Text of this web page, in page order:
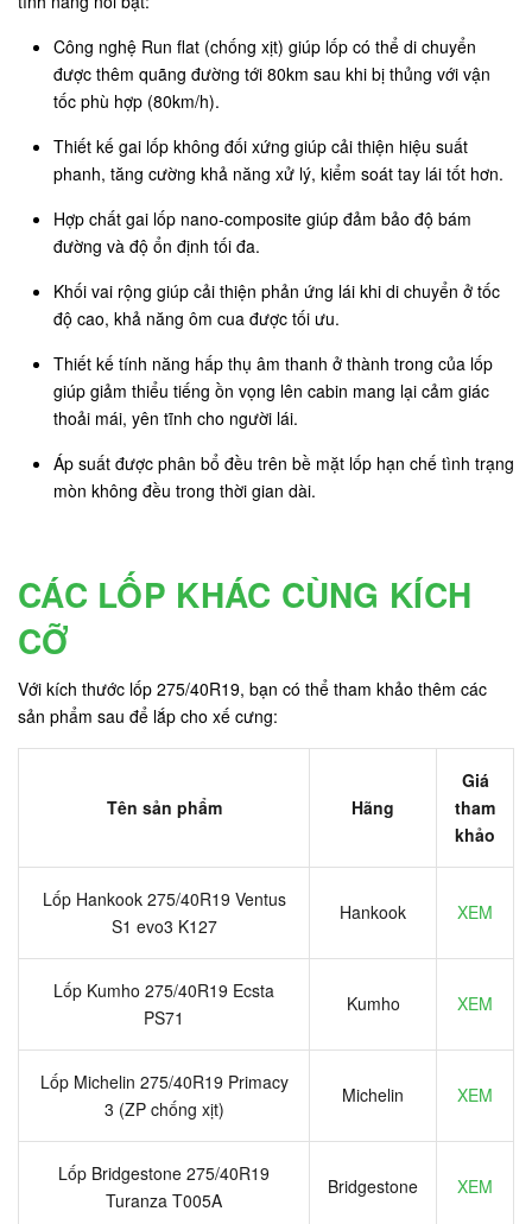
Công nghệ Run flat (chống xịt) giúp lốp có thể di chuyển
được thêm quãng đường tới 80km sau khi bị thủng với vận
tốc phù hợp (80km/h).
Thiết kế gai lốp không đối xứng giúp cải thiện hiệu suất
phanh, tăng cường khả năng xử lý, kiểm soát tay lái tốt hơn.
Hợp chất gai lốp nano-composite giúp đảm bảo độ bám
đường và độ ổn định tối đa.
Khối vai rộng giúp cải thiện phản ứng lái khi di chuyển ở tốc
độ cao, khả năng ôm cua được tối ưu.
Thiết kế tính năng hấp thụ âm thanh ở thành trong của lốp
giúp giảm thiểu tiếng ồn vọng lên cabin mang lại cảm giác
thoải mái, yên tĩnh cho người lái.
Áp suất được phân bổ đều trên bề mặt lốp hạn chế tình trạng
mòn không đều trong thời gian dài.
CÁC LỐP KHÁC CÙNG KÍCH
CỠ
Với kích thước lốp 275/40R19, bạn có thể tham khảo thêm các
sản phẩm sau để lắp cho xế cưng:
Tên sản phẩm Hãng
Giá
tham
khảo
Lốp Hankook 275/40R19 Ventus
S1 evo3 K127
Hankook XEM
Lốp Kumho 275/40R19 Ecsta
PS71
Kumho XEM
Lốp Michelin 275/40R19 Primacy
3 (ZP chống xịt)
Michelin XEM
Lốp Bridgestone 275/40R19
Turanza T005A
Bridgestone XEM